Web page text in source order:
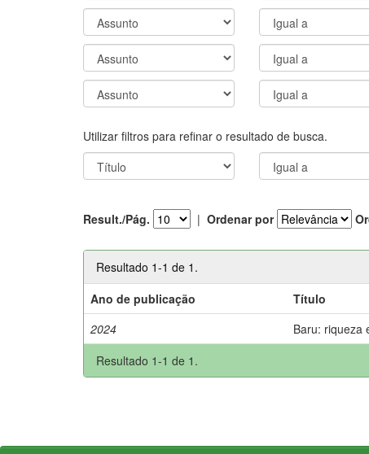
Utilizar filtros para refinar o resultado de busca.
Result./Pág. | Ordenar por
Resultado 1-1 de 1.
Ano de publicação
Título
2024
Baru: riqueza
Resultado 1-1 de 1.